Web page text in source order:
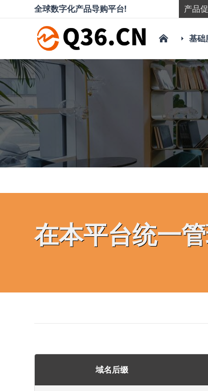
全球数字化产品导购平台! 产品
基础
在本平台统一
域名后缀